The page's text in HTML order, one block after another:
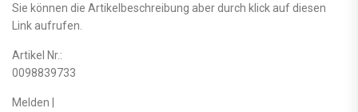
Sie können die Artikelbeschreibung aber durch klick auf diesen
Link aufrufen.
Artikel Nr.:
0098839733
Melden |